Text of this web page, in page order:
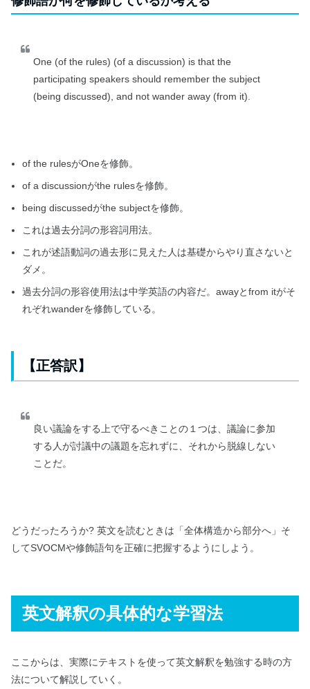
One (of the rules) (of a discussion) is that the
participating speakers should remember the subject
(being discussed), and not wander away (from it).
of the rulesがOneを修飾。
of a discussionがthe rulesを修飾。
being discussedがthe subjectを修飾。
これは過去分詞の形容詞用法。
これが述語動詞の過去形に見えた人は基礎からやり直さないと
ダメ。
過去分詞の形容使用法は中学英語の内容だ。awayとfrom itがそ
れぞれwanderを修飾している。
【正答訳】
良い議論をする上で守るべきことの１つは、議論に参加
する人が討議中の議題を忘れずに、それから脱線しない
ことだ。
どうだったろうか? 英文を読むときは「全体構造から部分へ」そ
してSVOCMや修飾語句を正確に把握するようにしよう。
英文解釈の具体的な学習法
ここからは、実際にテキストを使って英文解釈を勉強する時の方
法について解説していく。